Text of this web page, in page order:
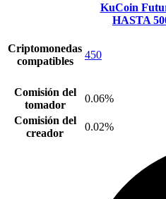
KuCoin
HASTA
Criptomonedas
compatibles
450
Comisión del
tomador
0.06%
Comisión del
creador
0.02%